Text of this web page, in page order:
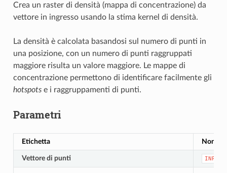
Crea un raster di densità (mappa di concentrazione) da
vettore in ingresso usando la stima kernel di densità.
La densità è calcolata basandosi sul numero di punti in
una posizione, con un numero di punti raggruppati
maggiore risulta un valore maggiore. Le mappe di
concentrazione permettono di identificare facilmente gli
hotspotse i raggruppamenti di punti.
Parametri
Etichetta Nome
Vettore di punti INPUT